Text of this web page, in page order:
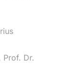
Prof. Dr.